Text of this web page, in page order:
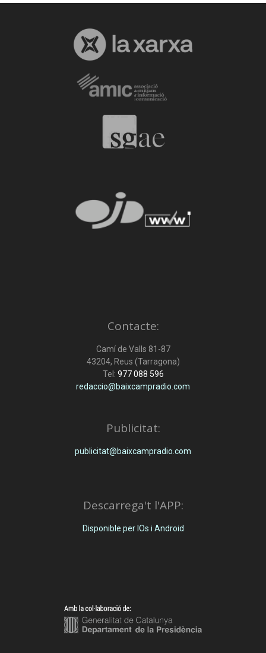
Contacte:
Camí de Valls 81-87
43204, Reus (Tarragona)
Tel: 977 088 596
redaccio@baixcampradio.com
Publicitat:
publicitat@baixcampradio.com
Descarrega't l'APP:
Disponible per IOs i Android